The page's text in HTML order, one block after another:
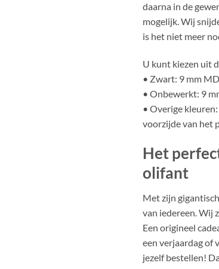
daarna in de
mogelijk. Wij
is het niet meer
U kunt kiezen uit
• Zwart: 9 mm
• Onbewerkt: 9
• Overige
voorzijde van het
Het
olifant
Met zijn
van iedereen. Wij
Een origineel
een verjaardag of
jezelf bestellen!